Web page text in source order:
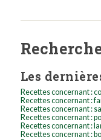
Les
Recettes concernant :
Recettes concernant :
Recettes concernant :
Recettes concernant :
Recettes concernant :
Recettes concernant :